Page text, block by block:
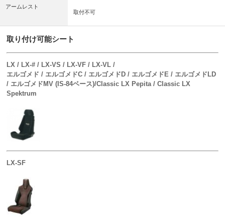
アームレスト
取付不可
取り付け可能シート
LX / LX-# / LX-VS / LX-VF / LX-VL /
エルゴメド / エルゴメドC / エルゴメドD / エルゴメドE / エルゴメドLD
/ エルゴメドMV (IS-84ベース)/Classic LX Pepita / Classic LX
Spektrum
LX-SF